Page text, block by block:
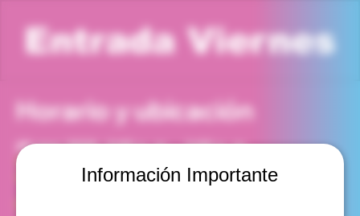
Información Importante
Entrada Viernes
Horario y ubicación
20 mar 2026, 2:00 p. m. – 3:00 p. m.
Viña del Mar, Cam. Internacional 2440, Viña del Mar,
Valparaíso, Chile